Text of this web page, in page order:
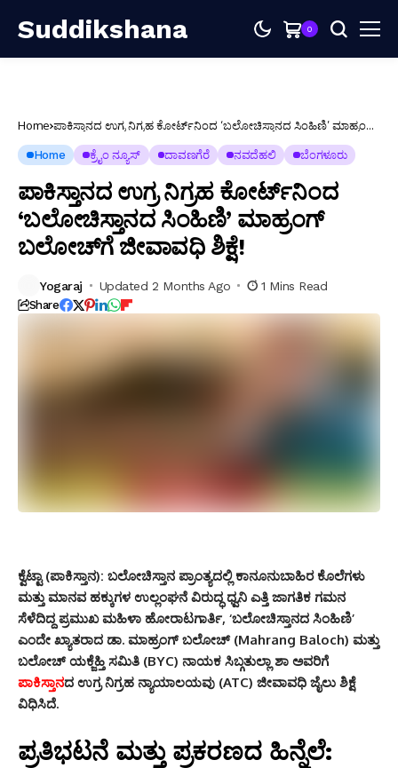
Suddikshana 0
Home ಪಾಕಿಸ್ತಾನದ ಉಗ್ರ ನಿಗ್ರಹ ಕೋರ್ಟ್‌ನಿಂದ ‘ಬಲೋಚಿಸ್ತಾನದ ಸಿಂಹಿಣಿ’ ಮಾಹ್ರಂಗ್
Home ಕ್ರೈಂ ನ್ಯೂಸ್ ದಾವಣಗೆರೆ ನವದೆಹಲಿ ಬೆಂಗಳೂರು
ಪಾಕಿಸ್ತಾನದ ಉಗ್ರ ನಿಗ್ರಹ ಕೋರ್ಟ್‌ನಿಂದ
‘ಬಲೋಚಿಸ್ತಾನದ ಸಿಂಹಿಣಿ’ ಮಾಹ್ರಂಗ್
ಬಲೋಚ್‌ಗೆ ಜೀವಾವಧಿ ಶಿಕ್ಷೆ!
Yogaraj Updated 2 Months Ago 1 Mins Read
Share
ಕ್ವೆಟ್ಟಾ (ಪಾಕಿಸ್ತಾನ): ಬಲೋಚಿಸ್ತಾನ ಪ್ರಾಂತ್ಯದಲ್ಲಿ ಕಾನೂನುಬಾಹಿರ ಕೊಲೆಗಳು
ಮತ್ತು ಮಾನವ ಹಕ್ಕುಗಳ ಉಲ್ಲಂಘನೆ ವಿರುದ್ಧ ಧ್ವನಿ ಎತ್ತಿ ಜಾಗತಿಕ ಗಮನ
ಸೆಳೆದಿದ್ದ ಪ್ರಮುಖ ಮಹಿಳಾ ಹೋರಾಟಗಾರ್ತಿ, ‘ಬಲೋಚಿಸ್ತಾನದ ಸಿಂಹಿಣಿ’
ಎಂದೇ ಖ್ಯಾತರಾದ ಡಾ. ಮಾಹ್ರಂಗ್ ಬಲೋಚ್ (Mahrang Baloch) ಮತ್ತು
ಬಲೋಚ್ ಯಕ್ಜೆಹ್ತಿ ಸಮಿತಿ (BYC) ನಾಯಕ ಸಿಬ್ಗತುಲ್ಲಾ ಶಾ ಅವರಿಗೆ
ಪಾಕಿಸ್ತಾನದ ಉಗ್ರ ನಿಗ್ರಹ ನ್ಯಾಯಾಲಯವು (ATC) ಜೀವಾವಧಿ ಜೈಲು ಶಿಕ್ಷೆ
ವಿಧಿಸಿದೆ.
ಪ್ರತಿಭಟನೆ ಮತ್ತು ಪ್ರಕರಣದ ಹಿನ್ನೆಲೆ: